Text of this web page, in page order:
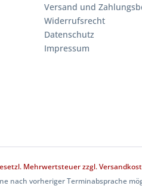
Versand und
Widerrufsrecht
Datenschutz
Impressum
Mehrwertsteuer zzgl.
nach vorheriger Terminabsprache